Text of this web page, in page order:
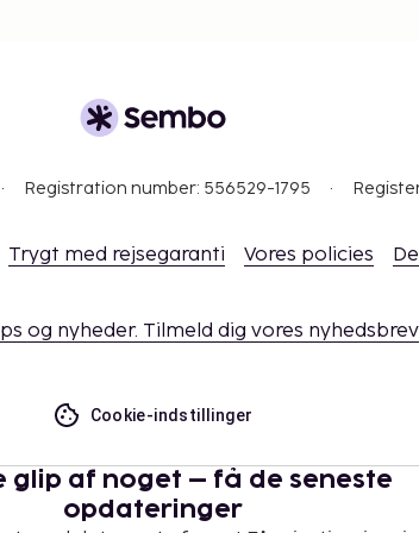
Registration number: 556529-1795
Trygt med rejsegaranti Vores policies
og nyheder. Tilmeld dig vores nyhedsbrev
Cookie-indstillinger
glip af noget – få de seneste
opdateringer